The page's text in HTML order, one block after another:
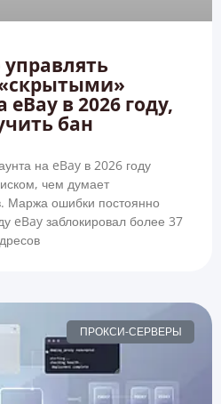
в 2026 году,
бан
на eBay в 2026 году
чем думает
Маржа ошибки постоянно
eBay заблокировал более 37
ПРОКСИ-СЕРВЕРЫ